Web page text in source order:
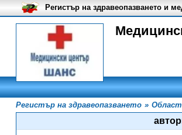
Регистър на здравеопазването и
Регистър на здравеопазването »